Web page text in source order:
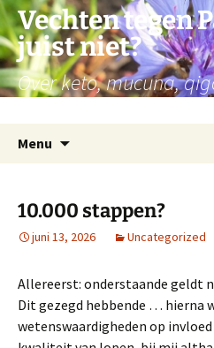
Ga
naar
de
inhoud
Vechten tegen
juist niet?
Over keto, mucuna,
Menu
10.000 stappen?
juni 13, 2026 Uncategorized
Allereerst: onderstaande geldt
Dit gezegd hebbende … hierna
wetenswaardigheden op